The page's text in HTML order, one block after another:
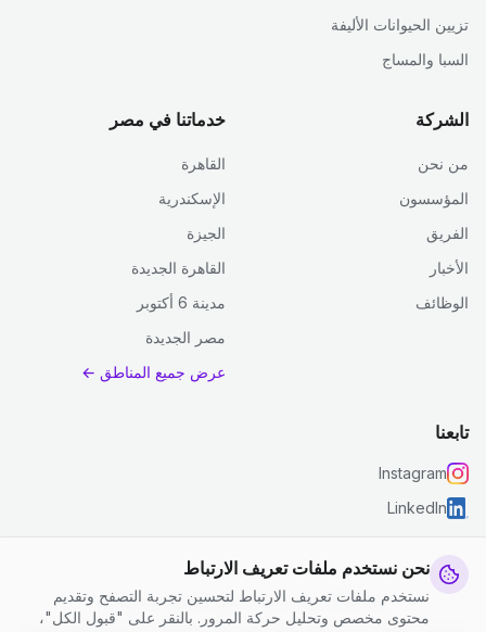
نحن نستخدم ملفات تعريف الارتباط
نستخدم ملفات تعريف الارتباط لتحسين تجربة التصفح وتقديم
محتوى مخصص وتحليل حركة المرور. بالنقر على "قبول الكل"،
تزيين الحيوانات الأليفة
السبا والمساج
الشركة
من نحن
المؤسسون
الفريق
الأخبار
الوظائف
خدماتنا في مصر
القاهرة
الإسكندرية
الجيزة
القاهرة الجديدة
مدينة 6 أكتوبر
مصر الجديدة
عرض جميع المناطق ←
تابعنا
Instagram
LinkedIn
© 2026 جست كلين. جميع الحقوق محفوظة.